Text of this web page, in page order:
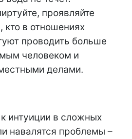
проявляйте
кто в отношениях
проводить больше
человеком и
делами.
интуиции в сложных
навалятся проблемы –